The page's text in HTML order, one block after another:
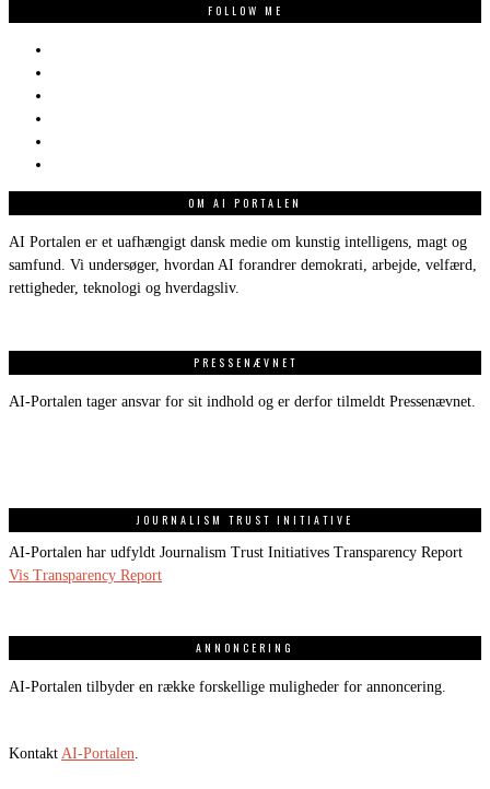
FOLLOW ME
OM AI PORTALEN
AI Portalen er et uafhængigt dansk medie om kunstig intelligens, magt og
samfund. Vi undersøger, hvordan AI forandrer demokrati, arbejde, velfærd,
rettigheder, teknologi og hverdagsliv.
PRESSENÆVNET
AI-Portalen tager ansvar for sit indhold og er derfor tilmeldt Pressenævnet.
JOURNALISM TRUST INITIATIVE
AI-Portalen har udfyldt Journalism Trust Initiatives Transparency Report
Vis Transparency Report
ANNONCERING
AI-Portalen tilbyder en række forskellige muligheder for annoncering.
Kontakt AI-Portalen